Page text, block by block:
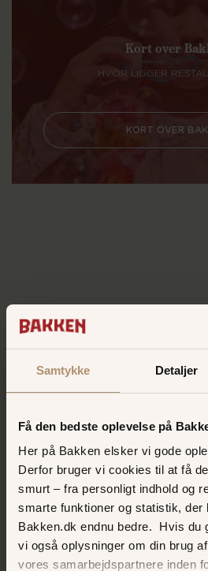
Samtykke Detaljer
Få den bedste oplevelse på
Her på Bakken elsker vi gode
Derfor bruger vi cookies til at få
smurt – fra personligt indhold og
smarte funktioner og statistik,
Bakken.dk endnu bedre. Hvis du
vi også oplysninger om din brug
vores samarbejdspartnere inden
Kort over
HVOR LIGGER
KORT OVER
SPAR MED
Som medlem af